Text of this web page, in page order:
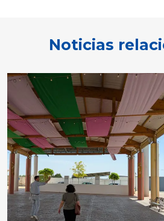
Noticias